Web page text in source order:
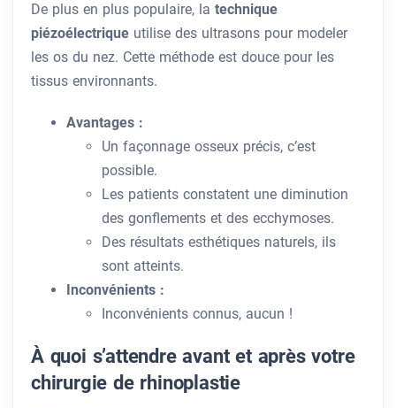
De plus en plus populaire, la technique
piézoélectrique utilise des ultrasons pour modeler
les os du nez. Cette méthode est douce pour les
tissus environnants.
Avantages :
Un façonnage osseux précis, c’est
possible.
Les patients constatent une diminution
des gonflements et des ecchymoses.
Des résultats esthétiques naturels, ils
sont atteints.
Inconvénients :
Inconvénients connus, aucun !
À quoi s’attendre avant et après votre
chirurgie de rhinoplastie